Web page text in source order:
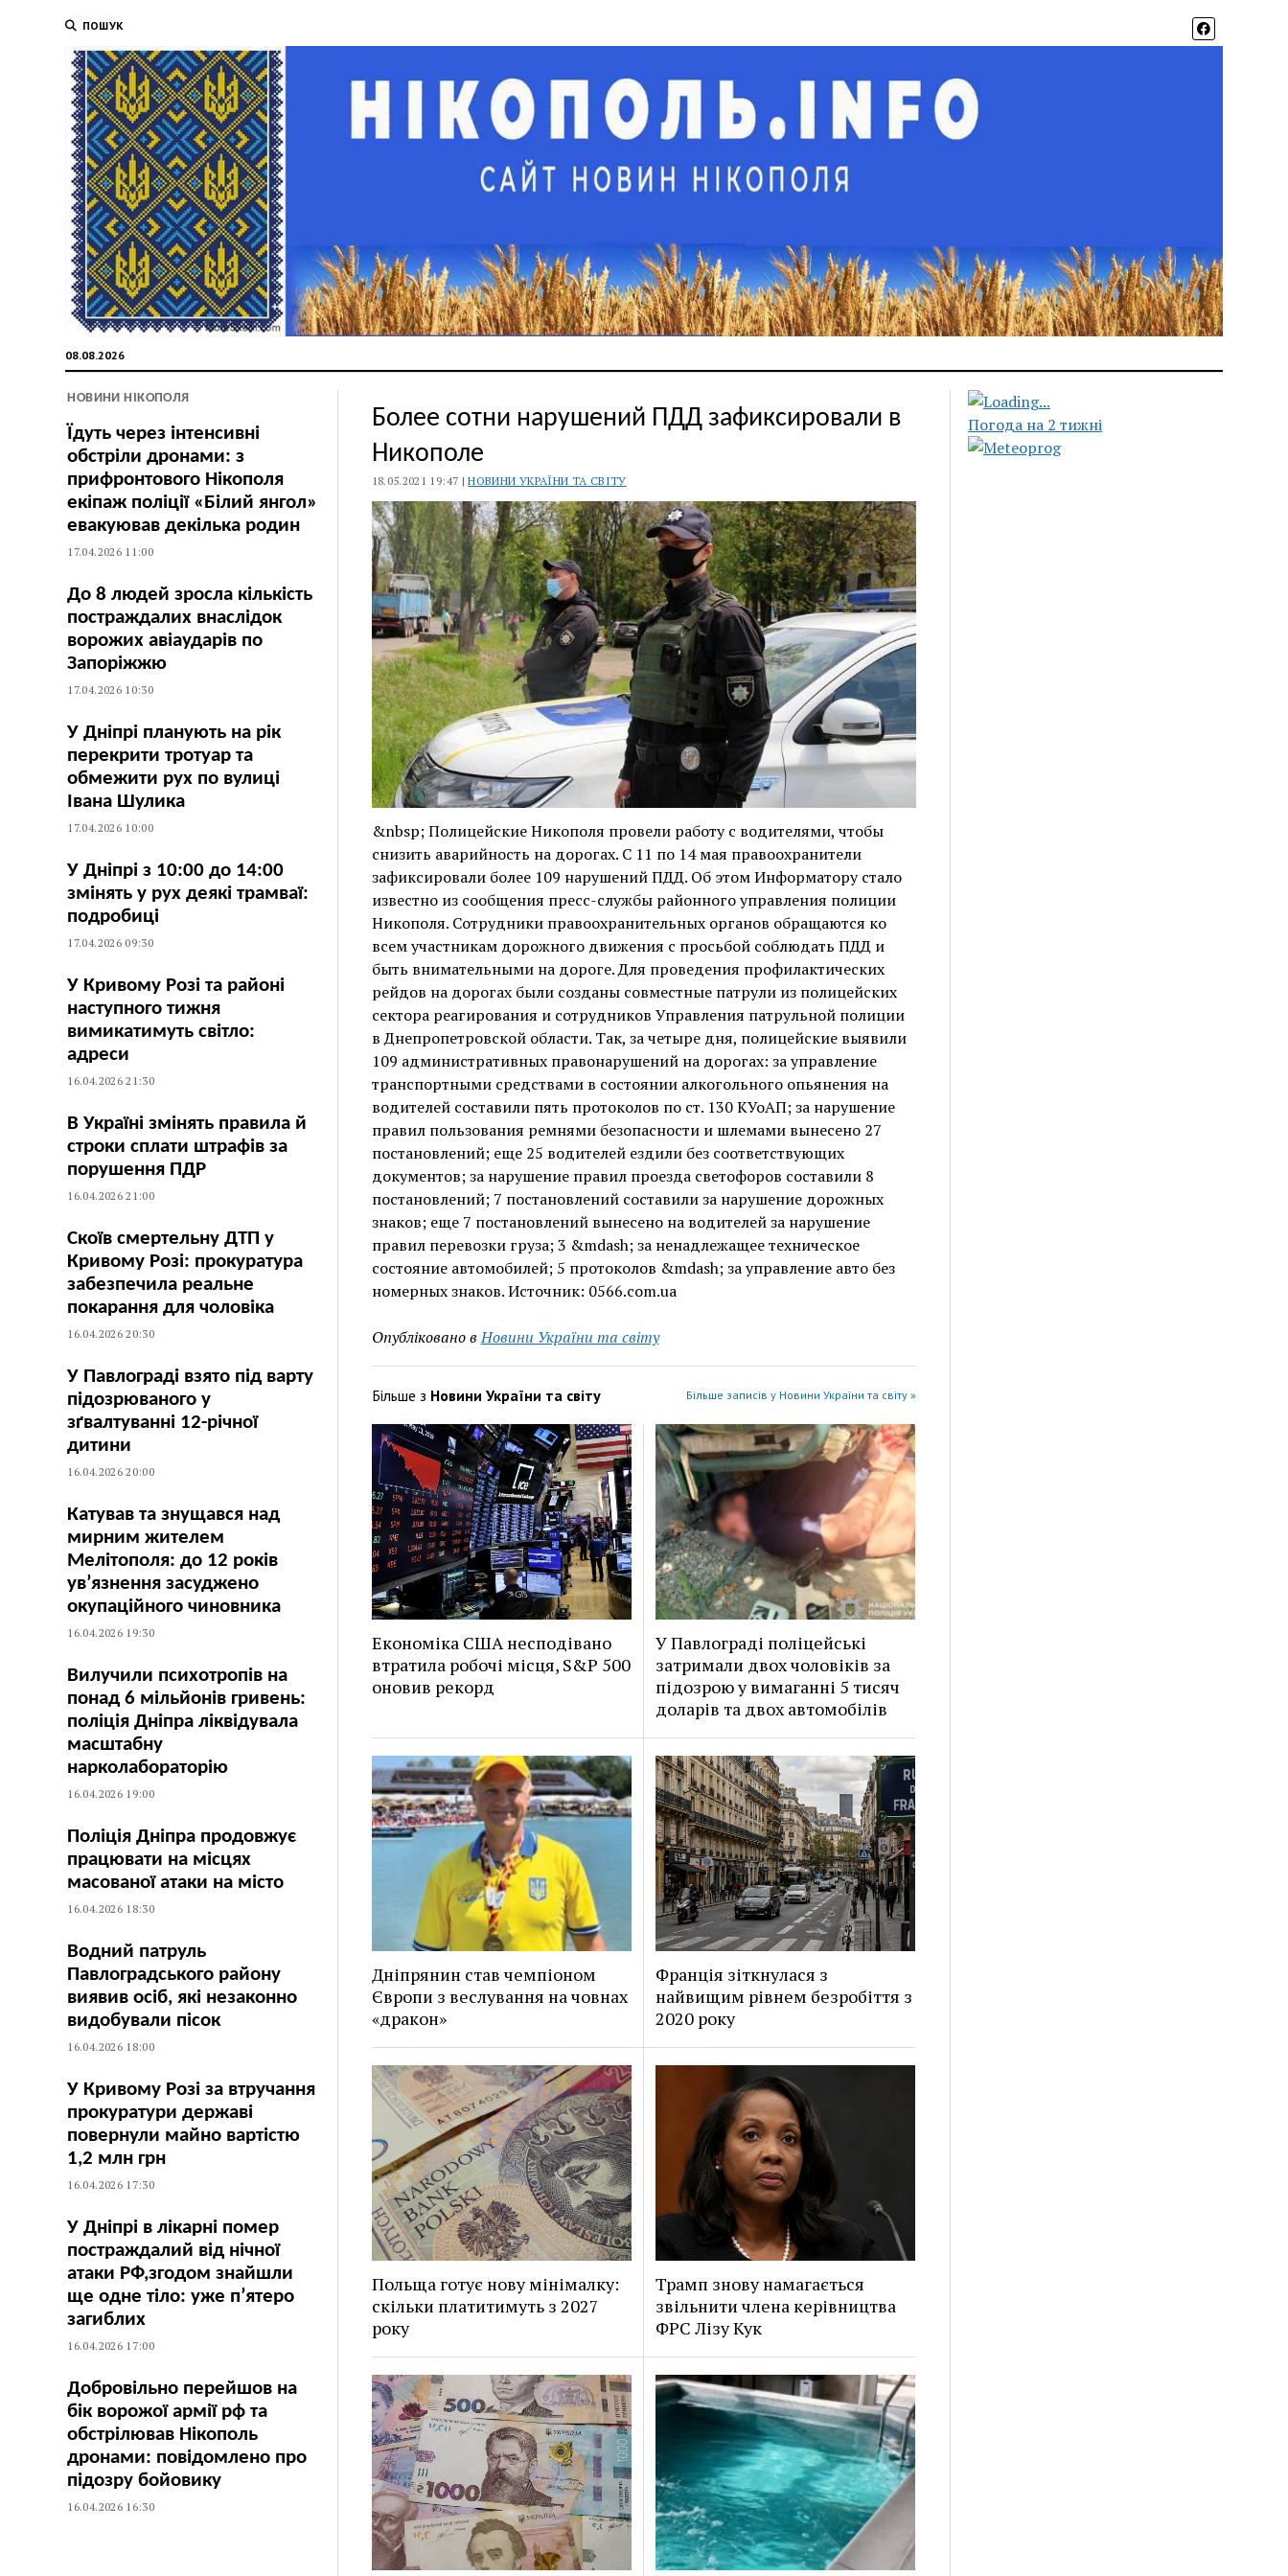
ПОШУК
08.08.2026
НОВИНИ НІКОПОЛЯ
Їдуть через інтенсивні
обстріли дронами: з
прифронтового Нікополя
екіпаж поліції «Білий янгол»
евакуював декілька родин
17.04.2026 11:00
До 8 людей зросла кількість
постраждалих внаслідок
ворожих авіаударів по
Запоріжжю
17.04.2026 10:30
У Дніпрі планують на рік
перекрити тротуар та
обмежити рух по вулиці
Івана Шулика
17.04.2026 10:00
У Дніпрі з 10:00 до 14:00
змінять у рух деякі трамваї:
подробиці
17.04.2026 09:30
У Кривому Розі та районі
наступного тижня
вимикатимуть світло:
адреси
16.04.2026 21:30
В Україні змінять правила й
строки сплати штрафів за
порушення ПДР
16.04.2026 21:00
Скоїв смертельну ДТП у
Кривому Розі: прокуратура
забезпечила реальне
покарання для чоловіка
16.04.2026 20:30
У Павлограді взято під варту
підозрюваного у
зґвалтуванні 12-річної
дитини
16.04.2026 20:00
Катував та знущався над
мирним жителем
Мелітополя: до 12 років
ув’язнення засуджено
окупаційного чиновника
16.04.2026 19:30
Вилучили психотропів на
понад 6 мільйонів гривень:
поліція Дніпра ліквідувала
масштабну
нарколабораторію
16.04.2026 19:00
Поліція Дніпра продовжує
працювати на місцях
масованої атаки на місто
16.04.2026 18:30
Водний патруль
Павлоградського району
виявив осіб, які незаконно
видобували пісок
16.04.2026 18:00
У Кривому Розі за втручання
прокуратури державі
повернули майно вартістю
1,2 млн грн
16.04.2026 17:30
У Дніпрі в лікарні помер
постраждалий від нічної
атаки РФ,згодом знайшли
ще одне тіло: уже п’ятеро
загиблих
16.04.2026 17:00
Добровільно перейшов на
бік ворожої армії рф та
обстрілював Нікополь
дронами: повідомлено про
підозру бойовику
16.04.2026 16:30
Более сотни нарушений ПДД зафиксировали в
Никополе
18.05.2021 19:47 |НОВИНИ УКРАЇНИ ТА СВІТУ
&nbsp; Полицейские Никополя провели работу с водителями, чтобы
снизить аварийность на дорогах. С 11 по 14 мая правоохранители
зафиксировали более 109 нарушений ПДД. Об этом Информатору стало
известно из сообщения пресс-службы районного управления полиции
Никополя. Сотрудники правоохранительных органов обращаются ко
всем участникам дорожного движения с просьбой соблюдать ПДД и
быть внимательными на дороге. Для проведения профилактических
рейдов на дорогах были созданы совместные патрули из полицейских
сектора реагирования и сотрудников Управления патрульной полиции
в Днепропетровской области. Так, за четыре дня, полицейские выявили
109 административных правонарушений на дорогах: за управление
транспортными средствами в состоянии алкогольного опьянения на
водителей составили пять протоколов по ст. 130 КУоАП; за нарушение
правил пользования ремнями безопасности и шлемами вынесено 27
постановлений; еще 25 водителей ездили без соответствующих
документов; за нарушение правил проезда светофоров составили 8
постановлений; 7 постановлений составили за нарушение дорожных
знаков; еще 7 постановлений вынесено на водителей за нарушение
правил перевозки груза; 3 &mdash; за ненадлежащее техническое
состояние автомобилей; 5 протоколов &mdash; за управление авто без
номерных знаков. Источник: 0566.com.ua
Опубліковано в Новини України та світу
Більше з Новини України та світу Більше записів у Новини України та світу »
Економіка США несподівано
втратила робочі місця, S&P 500
оновив рекорд
У Павлограді поліцейські
затримали двох чоловіків за
підозрою у вимаганні 5 тисяч
доларів та двох автомобілів
Дніпрянин став чемпіоном
Європи з веслування на човнах
«дракон»
Франція зіткнулася з
найвищим рівнем безробіття з
2020 року
Польща готує нову мінімалку:
скільки платитимуть з 2027
року
Трамп знову намагається
звільнити члена керівництва
ФРС Лізу Кук
Погода на 2 тижні